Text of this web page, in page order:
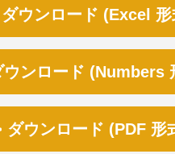
ダウンロード (Excel 形
ウンロード (Numbers
ダウンロード (PDF 形